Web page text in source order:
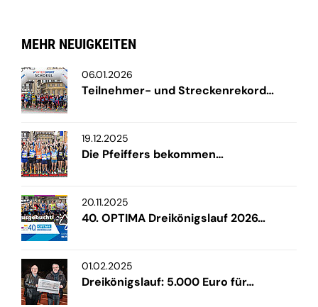
MEHR NEUIGKEITEN
06.01.2026
Teilnehmer- und Streckenrekord…
19.12.2025
Die Pfeiffers bekommen…
20.11.2025
40. OPTIMA Dreikönigslauf 2026…
01.02.2025
Dreikönigslauf: 5.000 Euro für…